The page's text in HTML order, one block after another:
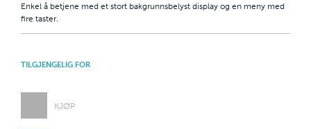
Enkel å betjene med et stort bakgrunnsbelyst display og en meny med
fire taster.
TILGJENGELIG FOR
KJØP